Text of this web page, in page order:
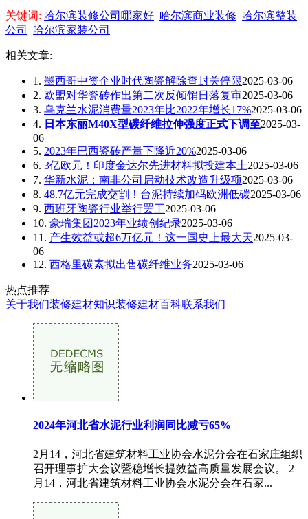
关键词: 哈尔滨装修公司哪家好 哈尔滨商业装修 哈尔滨整装
公司
哈尔滨家装公司
相关文章:
1. 墨西哥中资企业时代陶瓷解除查封关停限2025-03-06
2. 欧盟对华瓷砖作出第二次反倾销日落复审2025-03-06
3. 乌克兰水泥消费量2023年比2022年增长17%2025-03-06
4. 日本东丽M40X型碳纤维拉伸强度正式下调至2025-03-
06
5. 2023年巴西瓷砖产量下降近20%2025-03-06
6. 3亿欧元！印度金达尔先进材料拟投建本土2025-03-06
7. 华新水泥：南非公司启动技术改造升级项2025-03-06
8. 48.7亿元完成交割！台泥持续加码欧洲低碳2025-03-06
9. 西班牙陶瓷行业举行罢工2025-03-06
10. 豪瑞集团2023年业绩创纪录2025-03-06
11. 产生效益或超6万亿元！这一国史上最大天2025-03-
06
12. 西格里碳素拟出售碳纤维业务2025-03-06
热点推荐
关于我们装修建材知识装修建材百科联系我们
2024年河北省水泥行业利润同比减亏65%
2月14，河北省建筑材料工业协会水泥分会在石家庄组织
召开理事扩大会议暨稳增长提效益高质量发展会议。 2
月14，河北省建筑材料工业协会水泥分会在石家...